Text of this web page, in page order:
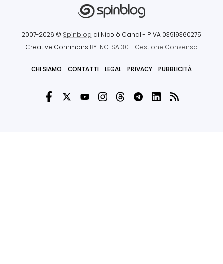
2007-2026 © Spinblog di Nicolò Canal - P.IVA 03919360275
Creative Commons BY-NC-SA 3.0- Gestione Consenso
CHI SIAMO CONTATTI LEGAL PRIVACY PUBBLICITÀ